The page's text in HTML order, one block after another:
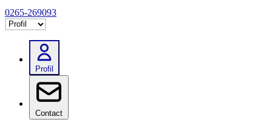
0265-269093
Selectează tab
Profil
Contact